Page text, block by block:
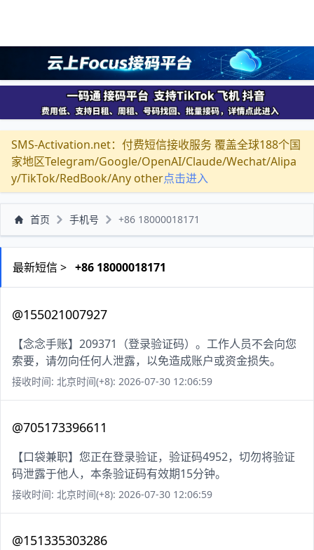
SMS-Activation.net：付费短信接收服务 覆盖全球188个国
家地区Telegram/Google/OpenAI/Claude/Wechat/Alipa
y/TikTok/RedBook/Any other点击进入
首页 手机号 +86 18000018171
最新短信 > +86 18000018171
@155021007927
【念念手账】209371（登录验证码）。工作人员不会向您
索要，请勿向任何人泄露，以免造成账户或资金损失。
接收时间: 北京时间(+8): 2026-07-30 12:06:59
@705173396611
【口袋兼职】您正在登录验证，验证码4952，切勿将验证
码泄露于他人，本条验证码有效期15分钟。
接收时间: 北京时间(+8): 2026-07-30 12:06:59
@151335303286